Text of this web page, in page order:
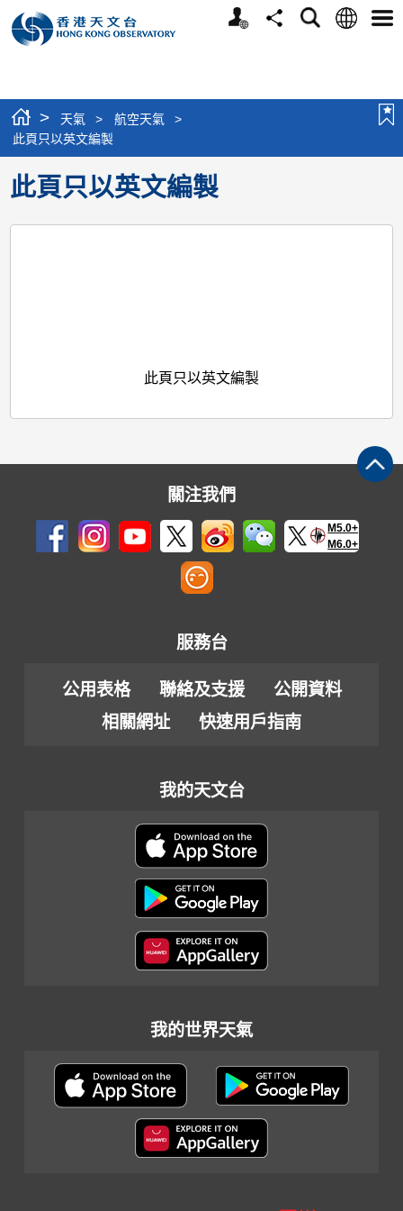
個
分
搜
語
選
> 天氣 > 航空天氣
>
此頁只以英文編製
此頁只以英文編製
此頁只以英文編製
關注我們
M5.0+
M6.0+
服務台
公用表格 聯絡及支援
公開資料
相關網址
快速用戶指南
我的天文台
我的世界天氣